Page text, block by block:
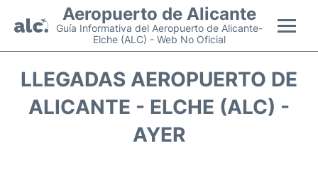
Aeropuerto de Alicante
Guía Informativa del Aeropuerto de Alicante-
Elche (ALC) - Web No Oficial
Vuelos +
Terminal
LLEGADAS AEROPUERTO DE
ALICANTE - ELCHE (ALC) -
AYER